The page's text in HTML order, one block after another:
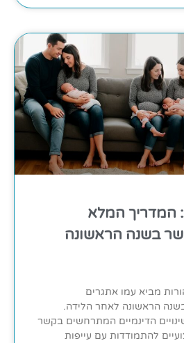
המדריך המלא
בשנה הראשונה
מביא עמו אתגרים
הראשונה לאחר הלידה.
הדינמיים המתרחשים בקשר
להתמודדות עם עייפות